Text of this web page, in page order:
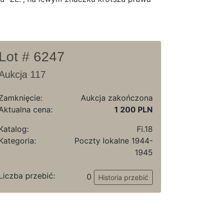
# 6247
117
Aukcja zakończona
cena:
1 200 PLN
Fi.18
Poczty lokalne 1944-
1945
przebić: 0 Historia przebić